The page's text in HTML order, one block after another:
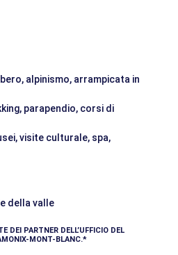
alpinismo, arrampicata in
parapendio, corsi di
visite culturale, spa,
della valle
DEI PARTNER DELL’UFFICIO DEL
MONT-BLANC.